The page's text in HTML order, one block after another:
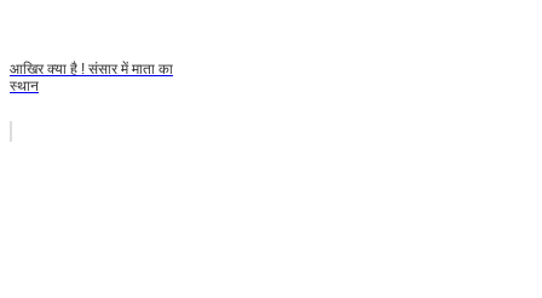
आखिर क्या है ! संसार में माता का
स्थान